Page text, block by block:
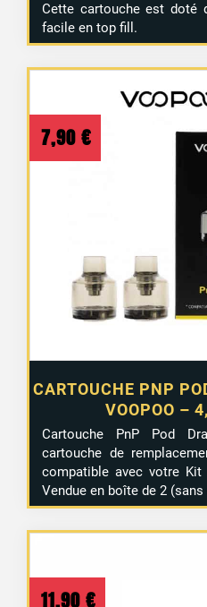
Cette cartouche est doté
facile en top fill.
CARTOUCHE PNP
VOOPOO –
7,90 €
Cartouche PnP Pod
cartouche de
compatible avec votre Kit
Vendue en boîte de 2
11,90 €